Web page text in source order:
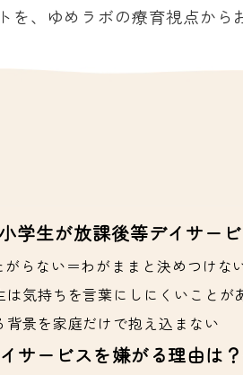
を、ゆめラボの療育視点から
学生が放課後等デイサー
がらない＝わがままと決めつけな
は気持ちを言葉にしにくいことが
背景を家庭だけで抱え込まない
サービスを嫌がる理由は